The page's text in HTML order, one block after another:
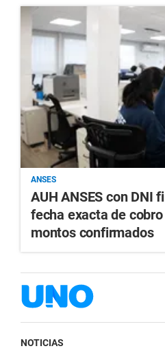
ANSES
AUH ANSES con DNI
fecha exacta de
montos confirmados
NOTICIAS